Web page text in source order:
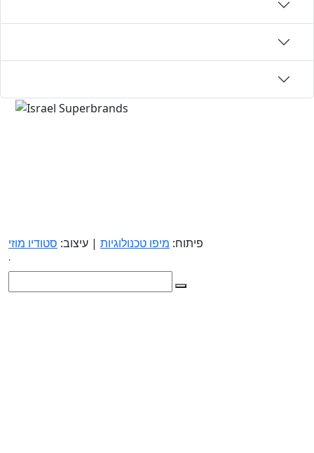
פיתוח: מיפו טכנולוגיות | עיצוב: סטודיו מוזי
.